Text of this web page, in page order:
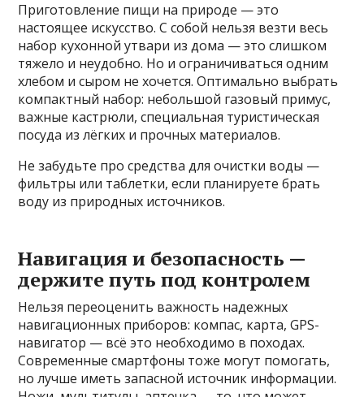
Приготовление пищи на природе — это
настоящее искусство. С собой нельзя везти весь
набор кухонной утвари из дома — это слишком
тяжело и неудобно. Но и ограничиваться одним
хлебом и сыром не хочется. Оптимально выбрать
компактный набор: небольшой газовый примус,
важные кастрюли, специальная туристическая
посуда из лёгких и прочных материалов.
Не забудьте про средства для очистки воды —
фильтры или таблетки, если планируете брать
воду из природных источников.
Навигация и безопасность —
держите путь под контролем
Нельзя переоценить важность надежных
навигационных приборов: компас, карта, GPS-
навигатор — всё это необходимо в походах.
Современные смартфоны тоже могут помогать,
но лучше иметь запасной источник информации.